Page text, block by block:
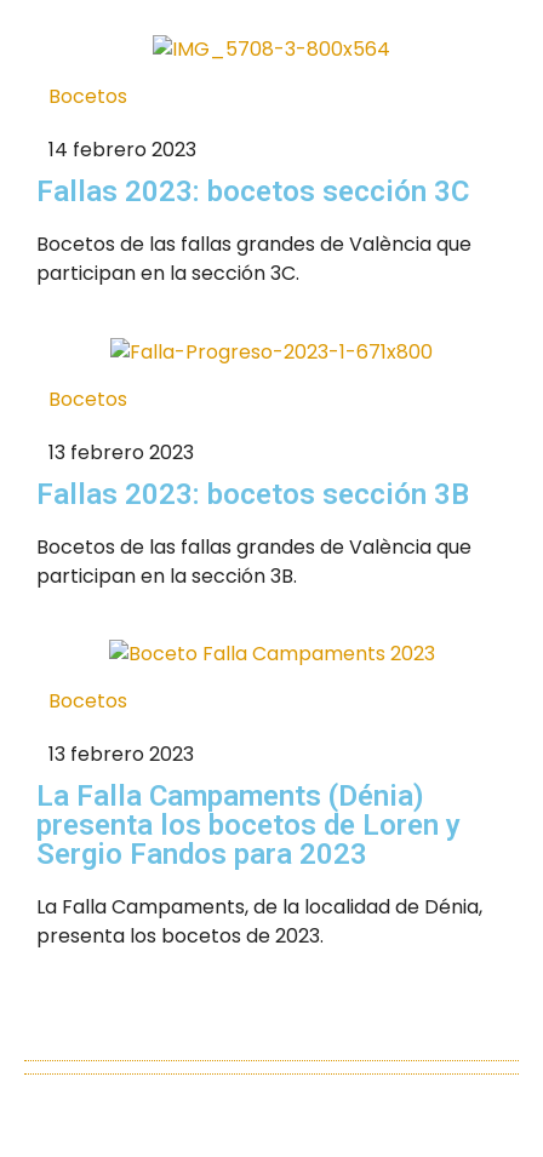
Bocetos
14 febrero 2023
Fallas 2023: bocetos sección 3C
Bocetos de las fallas grandes de València que
participan en la sección 3C.
Bocetos
13 febrero 2023
Fallas 2023: bocetos sección 3B
Bocetos de las fallas grandes de València que
participan en la sección 3B.
Bocetos
13 febrero 2023
La Falla Campaments (Dénia)
presenta los bocetos de Loren y
Sergio Fandos para 2023
La Falla Campaments, de la localidad de Dénia,
presenta los bocetos de 2023.